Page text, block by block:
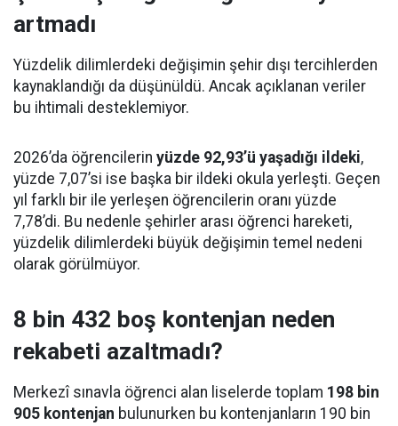
artmadı
Yüzdelik dilimlerdeki değişimin şehir dışı tercihlerden
kaynaklandığı da düşünüldü. Ancak açıklanan veriler
bu ihtimali desteklemiyor.
2026’da öğrencilerin yüzde 92,93’ü yaşadığı ildeki,
yüzde 7,07’si ise başka bir ildeki okula yerleşti. Geçen
yıl farklı bir ile yerleşen öğrencilerin oranı yüzde
7,78’di. Bu nedenle şehirler arası öğrenci hareketi,
yüzdelik dilimlerdeki büyük değişimin temel nedeni
olarak görülmüyor.
8 bin 432 boş kontenjan neden
rekabeti azaltmadı?
Merkezî sınavla öğrenci alan liselerde toplam 198 bin
905 kontenjan bulunurken bu kontenjanların 190 bin